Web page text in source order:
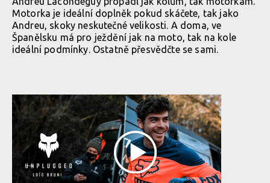
Motorka je ideální doplněk pokud skáčete, tak jako
Andreu, skoky neskutečné velikosti. A doma, ve
Španělsku má pro ježdění jak na moto, tak na kole
ideální podmínky. Ostatně přesvědčte se sami.